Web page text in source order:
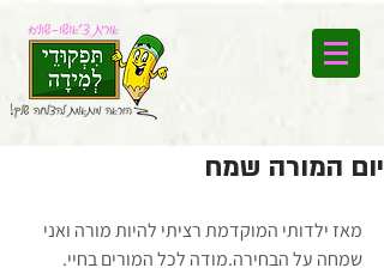
יום המורה שמח
מאז ילדותי המוקדמת רציתי להיות מורה ואני
שמחה על הבחירה.מודה לכל המורים בחיי.